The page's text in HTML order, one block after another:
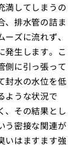
満してしまうの
、排水管の詰ま
ズに流れず、
発生します。こ
側に引っ張って
封水の水位を低
ような状況で
、その結果とし
う密接な関連が
いはますます強